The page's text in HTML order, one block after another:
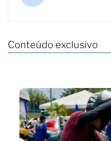
Conteúdo exclusivo